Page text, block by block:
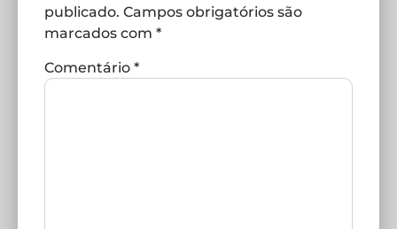
publicado. Campos obrigatórios são
marcados com *
Comentário *